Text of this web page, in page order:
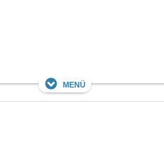
Menü